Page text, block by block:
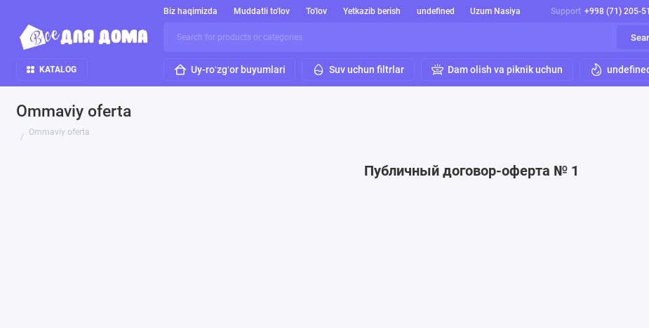
Biz haqimizda Muddatli to'lov To'lov Yetkazib berish undefined Uzum Nasiya Support +998 (71) 205-
KATALOG Uy-roʻzgʻor buyumlari Suv uchun filtrlar Dam olish va piknik uchun
Ommaviy oferta
Ommaviy oferta
Публичный договор-оферта № 1